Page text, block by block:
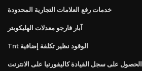
خدمات رفع العلامات التجارية المحدودة
آبار فارجو معدلات الهليكوبتر
Tnt الوقود نظير تكلفة إضافية
الحصول على سجل القيادة كاليفورنيا على الانترنت